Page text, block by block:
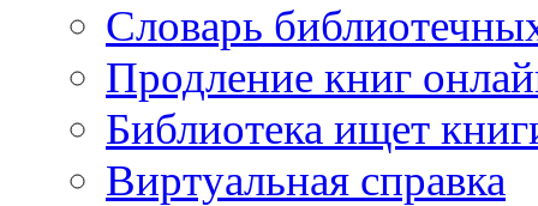
Словарь
Продление книг
Библиотека ищет
Виртуальная справка